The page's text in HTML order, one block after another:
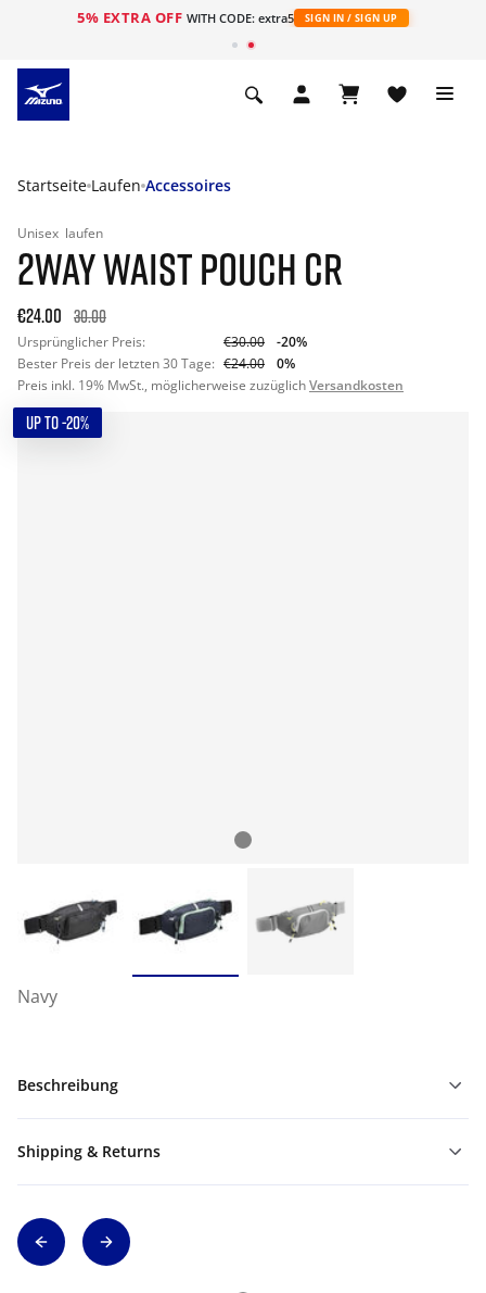
5% EXTRA OFF WITH CODE: extra5 SIGN IN / SIGN UP
Startseite Laufen Accessoires
Unisex laufen
2WAY WAIST POUCH CR
€24.00 30.00
Ursprünglicher Preis: €30.00
-20%
Bester Preis der letzten 30 Tage: €24.00
0%
Preis inkl. 19% MwSt., möglicherweise zuzüglichVersandkosten
UP TO -20%
Navy
Beschreibung
Shipping & Returns